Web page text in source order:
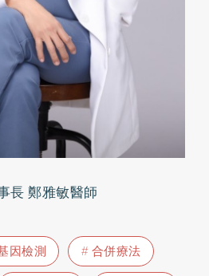
長 鄭雅敏醫師
因檢測
合併療法